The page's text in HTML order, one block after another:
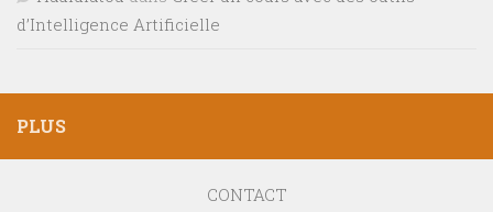
d’Intelligence Artificielle
PLUS
CONTACT